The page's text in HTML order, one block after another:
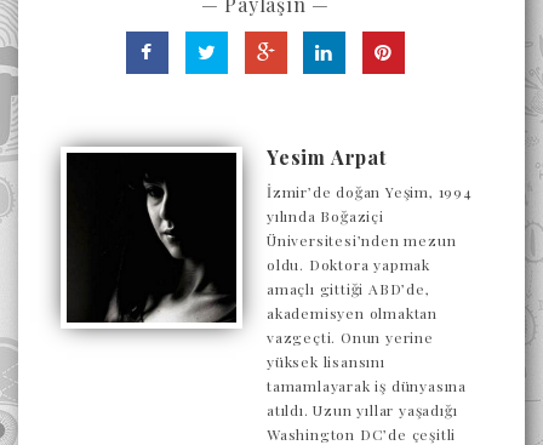
Yesim Arpat
İzmir’de doğan Yeşim, 1994
yılında Boğaziçi
Üniversitesi’nden mezun
oldu. Doktora yapmak
amaçlı gittiği ABD’de,
akademisyen olmaktan
vazgeçti. Onun yerine
yüksek lisansını
tamamlayarak iş dünyasına
atıldı. Uzun yıllar yaşadığı
Washington DC’de çeşitli